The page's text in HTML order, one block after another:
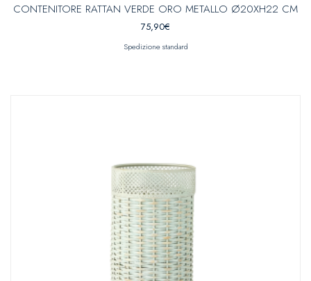
CONTENITORE RATTAN VERDE ORO METALLO Ø20XH22 CM
75,90€
Spedizione standard